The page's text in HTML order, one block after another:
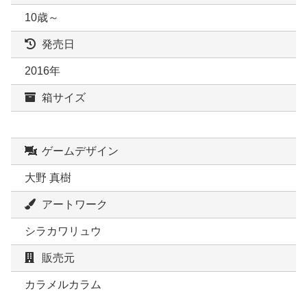
10歳～
発売日
2016年
箱サイズ
ゲームデザイン
大野 真樹
アートワーク
シラカワリュウ
販売元
カラメルカラム